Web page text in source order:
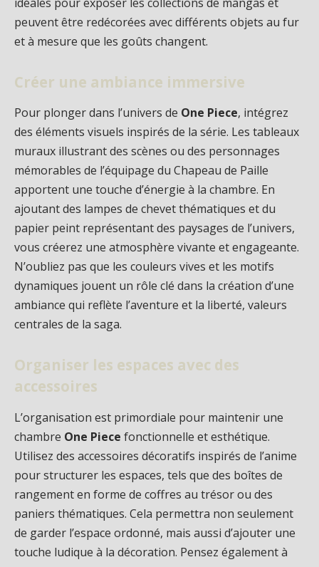
peuvent être redécorées avec différents objets au fur
et à mesure que les goûts changent.
Créer une ambiance immersive
Pour plonger dans l’univers de One Piece, intégrez
des éléments visuels inspirés de la série. Les tableaux
muraux illustrant des scènes ou des personnages
mémorables de l’équipage du Chapeau de Paille
apportent une touche d’énergie à la chambre. En
ajoutant des lampes de chevet thématiques et du
papier peint représentant des paysages de l’univers,
vous créerez une atmosphère vivante et engageante.
N’oubliez pas que les couleurs vives et les motifs
dynamiques jouent un rôle clé dans la création d’une
ambiance qui reflète l’aventure et la liberté, valeurs
centrales de la saga.
Organiser les espaces avec des
accessoires
L’organisation est primordiale pour maintenir une
chambre One Piece fonctionnelle et esthétique.
Utilisez des accessoires décoratifs inspirés de l’anime
pour structurer les espaces, tels que des boîtes de
rangement en forme de coffres au trésor ou des
paniers thématiques. Cela permettra non seulement
de garder l’espace ordonné, mais aussi d’ajouter une
touche ludique à la décoration. Pensez également à